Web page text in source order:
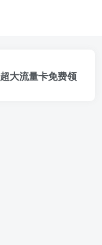
超大流量卡免费领